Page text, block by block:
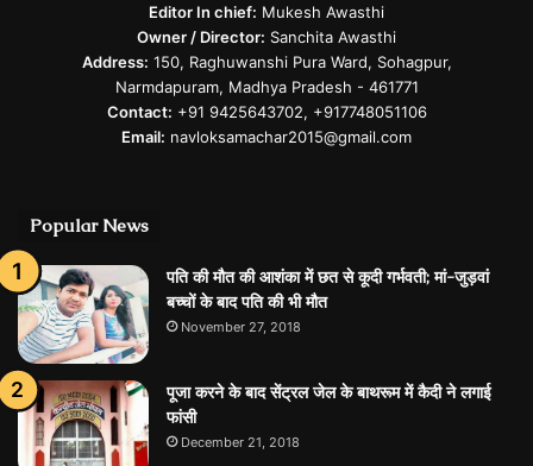
Editor In chief: Mukesh Awasthi
Owner / Director: Sanchita Awasthi
Address: 150, Raghuwanshi Pura Ward, Sohagpur,
Narmdapuram, Madhya Pradesh - 461771
Contact: +91 9425643702, +917748051106
Email: navloksamachar2015@gmail.com
Popular News
पति की मौत की आशंका में छत से कूदी गर्भवती; मां-जुड़वां
बच्चों के बाद पति की भी मौत
November 27, 2018
पूजा करने के बाद सेंट्रल जेल के बाथरूम में कैदी ने लगाई
फांसी
December 21, 2018